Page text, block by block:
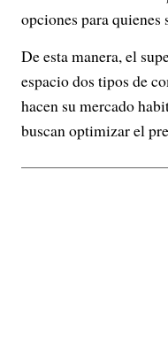
opciones para
De esta manera, el
espacio dos tipos de
hacen su mercado
buscan optimizar el